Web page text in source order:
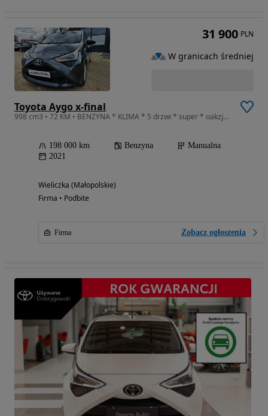
Toyota Aygo x-final
998 cm3 • 72 KM • BENZYNA * KLIMA * 5 drzwi * super * oakzja * POLECAMY
198 000 km Benzyna
Manualna
2021
Wieliczka (Małopolskie)
Firma • Podbite
Firma Zobacz ogłoszenia
31 900 PLN
W granicach średniej